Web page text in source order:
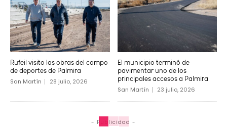
Rufeil visito las obras del campo
de deportes de Palmira
San Martín 28 julio, 2026
El municipio terminó de
pavimentar uno de los
principales accesos a Palmira
San Martín 23 julio, 2026
- Publicidad -